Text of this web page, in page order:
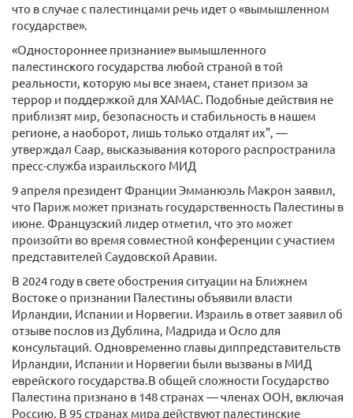
что в случае с палестинцами речь идет о «вымышленном
государстве».
«Одностороннее признание» вымышленного
палестинского государства любой страной в той
реальности, которую мы все знаем, станет призом за
террор и поддержкой для ХАМАС. Подобные действия не
приблизят мир, безопасность и стабильность в нашем
регионе, а наоборот, лишь только отдалят их", —
утверждал Саар, высказывания которого распространила
пресс-служба израильского МИД
9 апреля президент Франции Эмманюэль Макрон заявил,
что Париж может признать государственность Палестины в
июне. Французский лидер отметил, что это может
произойти во время совместной конференции с участием
представителей Саудовской Аравии.
В 2024 году в свете обострения ситуации на Ближнем
Востоке о признании Палестины объявили власти
Ирландии, Испании и Норвегии. Израиль в ответ заявил об
отзыве послов из Дублина, Мадрида и Осло для
консультаций. Одновременно главы диппредставительств
Ирландии, Испании и Норвегии были вызваны в МИД
еврейского государства.В общей сложности Государство
Палестина признано в 148 странах — членах ООН, включая
Россию. В 95 странах мира действуют палестинские